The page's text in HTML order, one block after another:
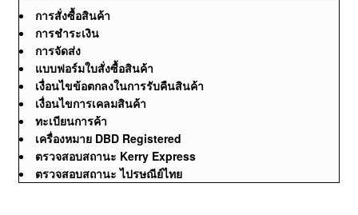
การสั่งซื้อสินค้า
การชำระเงิน
การจัดส่ง
แบบฟอร์มใบสั่งซื้อสินค้า
เงื่อนไขข้อตกลงในการรับคืนสินค้า
เงื่อนไขการเคลมสินค้า
ทะเบียนการค้า
เครื่องหมาย DBD Registered
ตรวจสอบสถานะ Kerry Express
ตรวจสอบสถานะ ไปรษณีย์ไทย